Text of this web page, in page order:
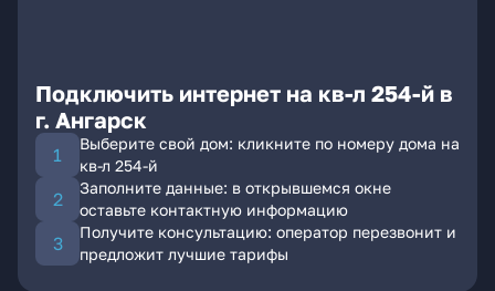
Подключить интернет на кв-л 254-й в
г. Ангарск
Выберите свой дом: кликните по номеру дома на
кв-л 254-й
Заполните данные: в открывшемся окне
оставьте контактную информацию
Получите консультацию: оператор перезвонит и
предложит лучшие тарифы